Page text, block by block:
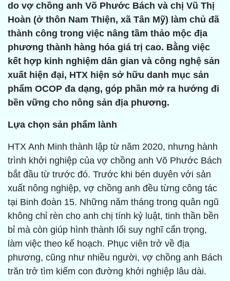
do vợ chồng anh Võ Phước Bách và chị Vũ Thị
Hoàn (ở thôn Nam Thiện, xã Tân Mỹ) làm chủ đã
thành công trong việc nâng tầm thảo mộc địa
phương thành hàng hóa giá trị cao. Bằng việc
kết hợp kinh nghiệm dân gian và công nghệ sản
xuất hiện đại, HTX hiện sở hữu danh mục sản
phẩm OCOP đa dạng, góp phần mở ra hướng đi
bền vững cho nông sản địa phương.
Lựa chọn sản phẩm lành
HTX Anh Minh thành lập từ năm 2020, nhưng hành
trình khởi nghiệp của vợ chồng anh Võ Phước Bách
bắt đầu từ trước đó. Trước khi bén duyên với sản
xuất nông nghiệp, vợ chồng anh đều từng công tác
tại Binh đoàn 15. Những năm tháng trong quân ngũ
không chỉ rèn cho anh chị tính kỷ luật, tinh thần bền
bỉ mà còn giúp hình thành lối suy nghĩ cẩn trọng,
làm việc theo kế hoạch. Phục viên trở về địa
phương, cũng như nhiều người, vợ chồng anh Bách
trăn trở tìm kiếm con đường khởi nghiệp lâu dài.